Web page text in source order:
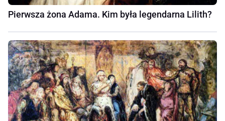
Pierwsza żona Adama. Kim była legendarna Lilith?